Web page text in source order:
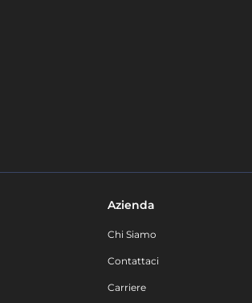
Azienda
Chi Siamo
Contattaci
Carriere